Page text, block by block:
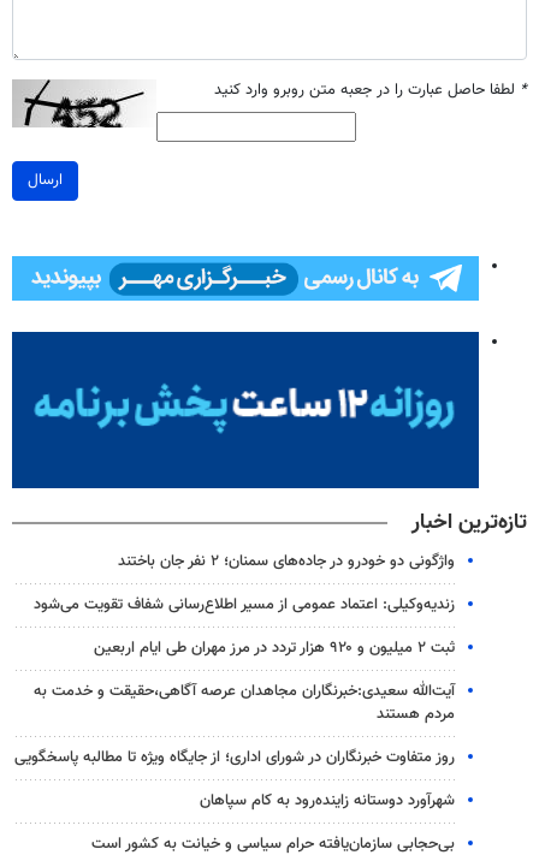
* لطفا حاصل عبارت را در جعبه متن روبرو وارد کنید
ارسال
تازه‌ترین اخبار
واژگونی دو خودرو در جاده‌های سمنان؛ ۲ نفر جان باختند
زندیه‌وکیلی: اعتماد عمومی از مسیر اطلاع‌رسانی شفاف تقویت می‌شود
ثبت ۲ میلیون و ۹۲۰ هزار تردد در مرز مهران طی ایام اربعین
آیت‌الله سعیدی:خبرنگاران مجاهدان عرصه آگاهی،حقیقت و خدمت به
مردم هستند
روز متفاوت خبرنگاران در شورای اداری؛ از جایگاه ویژه تا مطالبه پاسخگویی
شهرآورد دوستانه زاینده‌رود به کام سپاهان
بی‌حجابی سازمان‌یافته حرام سیاسی و خیانت به کشور است